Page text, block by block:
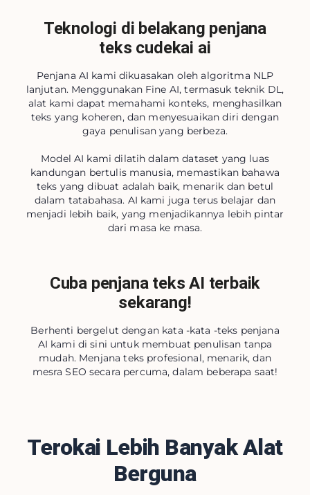
Teknologi di belakang penjana
teks cudekai ai
Penjana AI kami dikuasakan oleh algoritma NLP
lanjutan. Menggunakan Fine AI, termasuk teknik DL,
alat kami dapat memahami konteks, menghasilkan
teks yang koheren, dan menyesuaikan diri dengan
gaya penulisan yang berbeza.
Model AI kami dilatih dalam dataset yang luas
kandungan bertulis manusia, memastikan bahawa
teks yang dibuat adalah baik, menarik dan betul
dalam tatabahasa. AI kami juga terus belajar dan
menjadi lebih baik, yang menjadikannya lebih pintar
dari masa ke masa.
Cuba penjana teks AI terbaik
sekarang!
Berhenti bergelut dengan kata -kata -teks penjana
AI kami di sini untuk membuat penulisan tanpa
mudah. Menjana teks profesional, menarik, dan
mesra SEO secara percuma, dalam beberapa saat!
Terokai Lebih Banyak Alat
Berguna